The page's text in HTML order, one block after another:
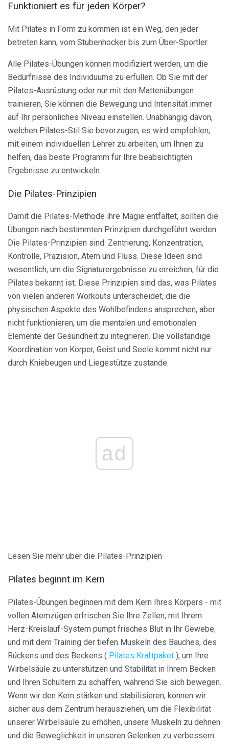
Funktioniert es für jeden Körper?
Mit Pilates in Form zu kommen ist ein Weg, den jeder
betreten kann, vom Stubenhocker bis zum Über-Sportler.
Alle Pilates-Übungen können modifiziert werden, um die
Bedürfnisse des Individuums zu erfüllen. Ob Sie mit der
Pilates-Ausrüstung oder nur mit den Mattenübungen
trainieren, Sie können die Bewegung und Intensität immer
auf Ihr persönliches Niveau einstellen. Unabhängig davon,
welchen Pilates-Stil Sie bevorzugen, es wird empfohlen,
mit einem individuellen Lehrer zu arbeiten, um Ihnen zu
helfen, das beste Programm für Ihre beabsichtigten
Ergebnisse zu entwickeln.
Die Pilates-Prinzipien
Damit die Pilates-Methode ihre Magie entfaltet, sollten die
Übungen nach bestimmten Prinzipien durchgeführt werden.
Die Pilates-Prinzipien sind: Zentrierung, Konzentration,
Kontrolle, Präzision, Atem und Fluss. Diese Ideen sind
wesentlich, um die Signaturergebnisse zu erreichen, für die
Pilates bekannt ist. Diese Prinzipien sind das, was Pilates
von vielen anderen Workouts unterscheidet, die die
physischen Aspekte des Wohlbefindens ansprechen, aber
nicht funktionieren, um die mentalen und emotionalen
Elemente der Gesundheit zu integrieren. Die vollständige
Koordination von Körper, Geist und Seele kommt nicht nur
durch Kniebeugen und Liegestütze zustande.
ad
Lesen Sie mehr über die Pilates-Prinzipien
Pilates beginnt im Kern
Pilates-Übungen beginnen mit dem Kern Ihres Körpers - mit
vollen Atemzügen erfrischen Sie Ihre Zellen; mit Ihrem
Herz-Kreislauf-System pumpt frisches Blut in Ihr Gewebe;
und mit dem Training der tiefen Muskeln des Bauches, des
Rückens und des Beckens ( Pilates Kraftpaket ), um Ihre
Wirbelsäule zu unterstützen und Stabilität in Ihrem Becken
und Ihren Schultern zu schaffen, während Sie sich bewegen.
Wenn wir den Kern stärken und stabilisieren, können wir
sicher aus dem Zentrum herausziehen, um die Flexibilität
unserer Wirbelsäule zu erhöhen, unsere Muskeln zu dehnen
und die Beweglichkeit in unseren Gelenken zu verbessern.